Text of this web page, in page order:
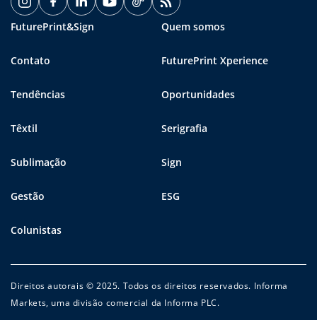
FuturePrint&Sign Quem somos
Contato FuturePrint Xperience
Tendências Oportunidades
Têxtil Serigrafia
Sublimação Sign
Gestão ESG
Colunistas
Direitos autorais © 2025. Todos os direitos reservados. Informa
Markets, uma divisão comercial da Informa PLC.